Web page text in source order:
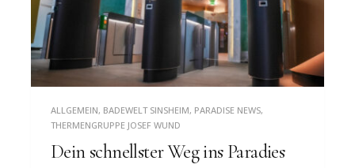
ALLGEMEIN, BADEWELT SINSHEIM, PARADISE NEWS,
THERMENGRUPPE JOSEF WUND
Dein schnellster Weg ins Paradies